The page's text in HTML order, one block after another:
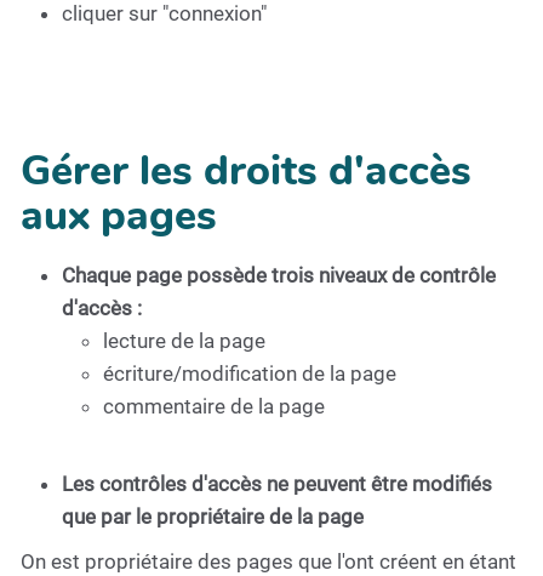
cliquer sur "connexion"
Gérer les droits d'accès
aux pages
Chaque page possède trois niveaux de contrôle
d'accès :
lecture de la page
écriture/modification de la page
commentaire de la page
Les contrôles d'accès ne peuvent être modifiés
que par le propriétaire de la page
On est propriétaire des pages que l'ont créent en étant